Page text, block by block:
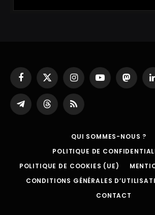
Facebook
X
(Twitter)
InstagramYouTube
Partager
sur
ThreadsRSS
QUI SOMMES-NOUS ?
POLITIQUE DE
POLITIQUE DE COOKIES (UE)
CONDITIONS GÉNÉRALES
CONTACT